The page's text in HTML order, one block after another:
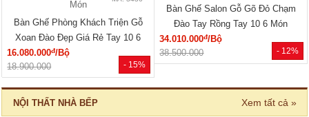
- 26%
23.040.000
🔥 Gỗ tự nhiên 100%